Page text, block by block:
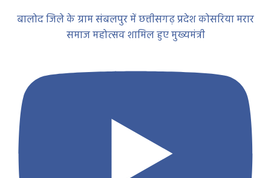
बालोद जिले के ग्राम संबलपुर में छत्तीसगढ़ प्रदेश कोसरिया मरार
समाज महोत्सव शामिल हुए मुख्यमंत्री